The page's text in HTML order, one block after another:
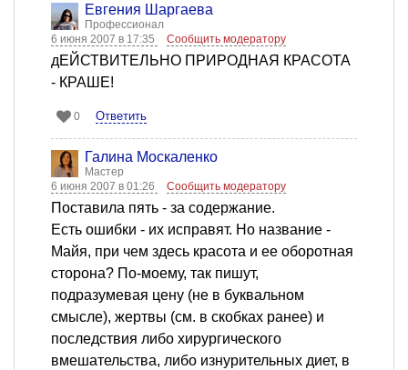
Евгения Шаргаева
Профессионал
6 июня 2007 в 17:35
Сообщить модератору
дЕЙСТВИТЕЛЬНО ПРИРОДНАЯ КРАСОТА
- КРАШЕ!
0 Ответить
Галина Москаленко
Мастер
6 июня 2007 в 01:26
Сообщить модератору
Поставила пять - за содержание.
Есть ошибки - их исправят. Но название -
Майя, при чем здесь красота и ее оборотная
сторона? По-моему, так пишут,
подразумевая цену (не в буквальном
смысле), жертвы (см. в скобках ранее) и
последствия либо хирургического
вмешательства, либо изнурительных диет, в